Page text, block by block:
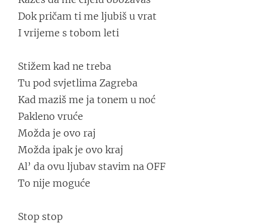
Dok pričam ti me ljubiš u vrat
I vrijeme s tobom leti
Stižem kad ne treba
Tu pod svjetlima Zagreba
Kad maziš me ja tonem u noć
Pakleno vruće
Možda je ovo raj
Možda ipak je ovo kraj
Al’ da ovu ljubav stavim na OFF
To nije moguće
Stop stop